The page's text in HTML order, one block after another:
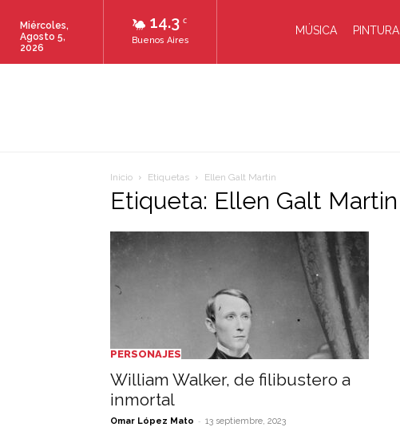
14.3 C
Buenos Aires
Miércoles,
Agosto 5,
2026
MÚSICA PINTURA
Inicio Etiquetas Ellen Galt Martin
Etiqueta: Ellen Galt Martin
PERSONAJES
William Walker, de filibustero a
inmortal
Omar López Mato - 13 septiembre, 2023